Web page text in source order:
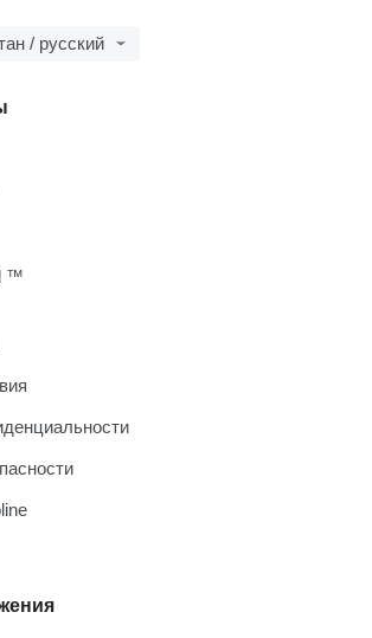
/ русский
™